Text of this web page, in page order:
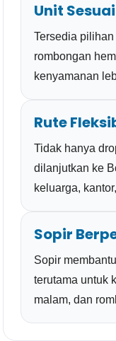
Unit
Tersedia
rombongan
kenyamanan
Rute
Tidak hanya
dilanjutkan ke
keluarga,
Sopir
Sopir
terutama untuk
malam, dan